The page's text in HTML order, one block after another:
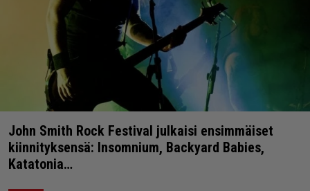
John Smith Rock Festival julkaisi ensimmäiset
kiinnityksensä: Insomnium, Backyard Babies,
Katatonia…